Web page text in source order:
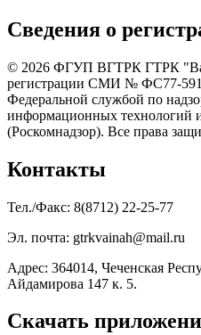
Сведения о
© 2026 ФГУП ВГТРК ГТРК
регистрации СМИ № ФС77-
Федеральной службой по
информационных технологий
(Роскомнадзор). Все права
Контакты
Тел./Факс: 8(8712) 22-25-77
Эл. почта: gtrkvainah@mail.ru
Адрес: 364014, Чеченская
Айдамирова 147 к. 5.
Скачать